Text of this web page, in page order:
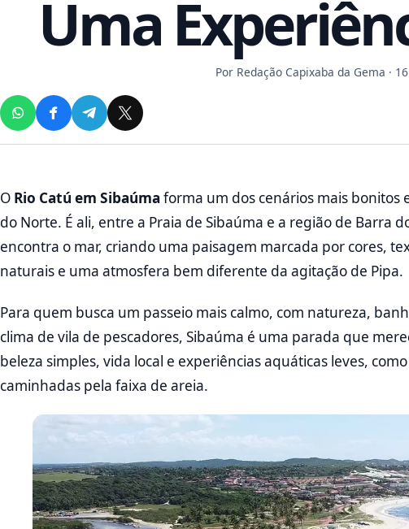
Uma
Por Redação Capixaba da Gema ·
O Rio Catú em Sibaúmaforma um dos cenários mais bonitos
do Norte. É ali, entre a Praia de Sibaúma e a região de Barra
encontra o mar, criando uma paisagem marcada por cores,
naturais e uma atmosfera bem diferente da agitação de Pipa.
Para quem busca um passeio mais calmo, com natureza,
clima de vila de pescadores, Sibaúma é uma parada que
beleza simples, vida local e experiências aquáticas leves,
caminhadas pela faixa de areia.